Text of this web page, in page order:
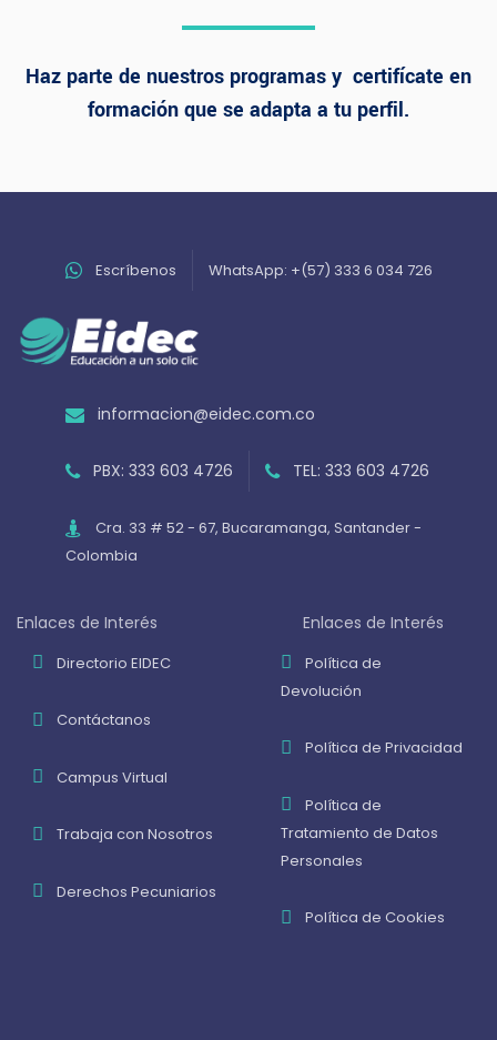
Haz parte de nuestros programas y certifícate en
formación que se adapta a tu perfil.
Escríbenos WhatsApp: +(57) 333 6 034 726
informacion@eidec.com.co
PBX: 333 603 4726 TEL: 333 603 4726
Cra. 33 # 52 - 67, Bucaramanga, Santander -
Colombia
Enlaces de Interés
Directorio EIDEC
Contáctanos
Campus Virtual
Trabaja con Nosotros
Derechos Pecuniarios
Enlaces de Interés
Política de
Devolución
Política de Privacidad
Política de
Tratamiento de Datos
Personales
Política de Cookies